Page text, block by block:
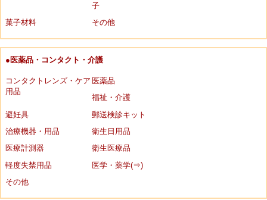
子
菓子材料
その他
●医薬品・コンタクト・介護
コンタクトレンズ・ケア
用品
医薬品
福祉・介護
避妊具
郵送検診キット
治療機器・用品
衛生日用品
医療計測器
衛生医療品
軽度失禁用品
医学・薬学(⇒)
その他